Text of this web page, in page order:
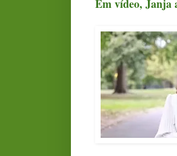
Em vídeo, Janja